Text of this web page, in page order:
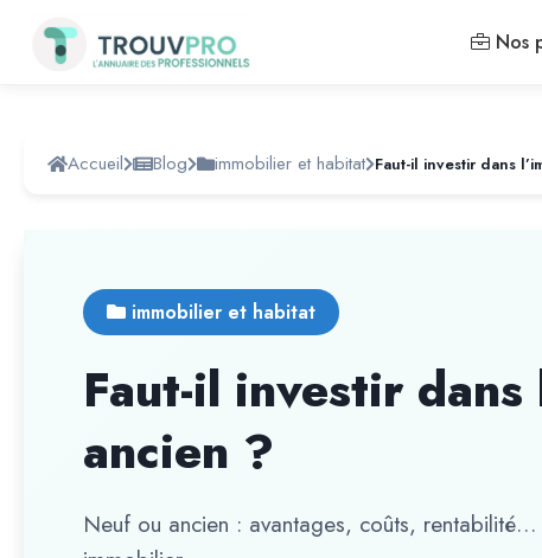
Nos
Accueil Blog immobilier et habitat
immobilier et habitat
Faut-il investir
ancien ?
Neuf ou ancien : avantages, coûts,